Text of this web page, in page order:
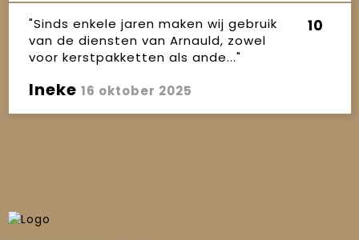
"Sinds enkele jaren maken wij gebruik
van de diensten van Arnauld, zowel
voor kerstpakketten als ande..."
10
Ineke 16 oktober 2025